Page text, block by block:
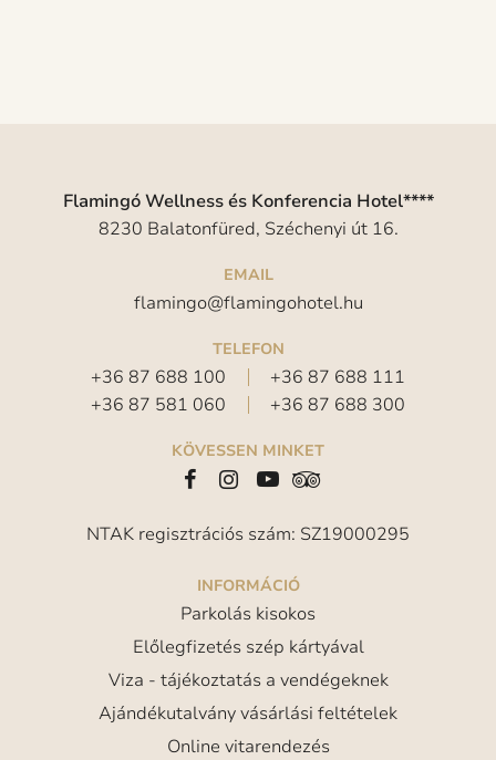
Flamingó Wellness és Konferencia Hotel****
8230 Balatonfüred, Széchenyi út 16.
EMAIL
flamingo@flamingohotel.hu
TELEFON
+36 87 688 100
+36 87 688 111
+36 87 581 060
+36 87 688 300
KÖVESSEN MINKET
NTAK regisztrációs szám: SZ19000295
INFORMÁCIÓ
Parkolás kisokos
Előlegfizetés szép kártyával
Viza - tájékoztatás a vendégeknek
Ajándékutalvány vásárlási feltételek
Online vitarendezés